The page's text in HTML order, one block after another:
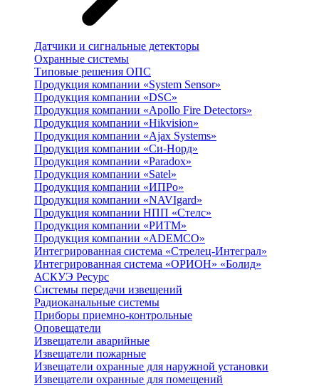
Датчики и сигнальные детекторы
Охранные системы
Типовые решения ОПС
Продукция компании «System Sensor»
Продукция компании «DSC»
Продукция компании «Apollo Fire Detectors»
Продукция компании «Hikvision»
Продукция компании «Ajax Systems»
Продукция компании «Си-Норд»
Продукция компании «Paradox»
Продукция компании «Satel»
Продукция компании «ИПРо»
Продукция компании «NAVIgard»
Продукция компании НПП «Стелс»
Продукция компании «РИТМ»
Продукция компании «ADEMCO»
Интегрированная система «Стрелец-Интеграл»
Интегрированная система «ОРИОН» «Болид»
АСКУЭ Ресурс
Системы передачи извещений
Радиоканальные системы
Приборы приемно-контрольные
Оповещатели
Извещатели аварийные
Извещатели пожарные
Извещатели охранные для наружной установки
Извещатели охранные для помещений